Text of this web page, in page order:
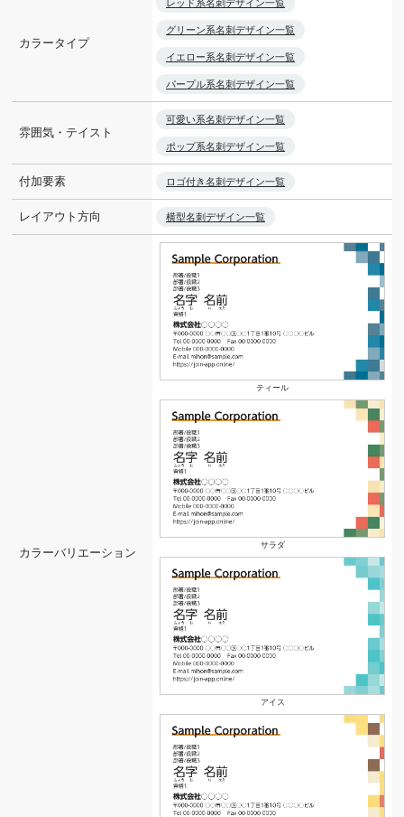
カラータイプ
レッド系名刺デザイン一覧
グリーン系名刺デザイン一覧
イエロー系名刺デザイン一覧
パープル系名刺デザイン一覧
雰囲気・テイスト
可愛い系名刺デザイン一覧
ポップ系名刺デザイン一覧
付加要素 ロゴ付き名刺デザイン一覧
レイアウト方向 横型名刺デザイン一覧
カラーバリエーション
ティール
サラダ
アイス